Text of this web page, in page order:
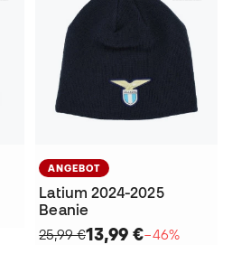
ANGEBOT
Latium 2024-2025
Beanie
25,99 €13,99 €−46%